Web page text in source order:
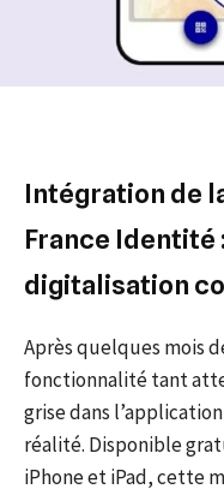
Intégration de
France Identité
digitalisation
Après quelques mois
fonctionnalité tant
grise dans
réalité. Disponible
iPhone et iPad, cette